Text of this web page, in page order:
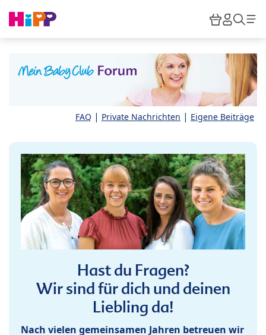
HiPP
FAQ | Private Nachrichten | Eigene Beiträge
Hast du Fragen?
Wir sind für dich und deinen
Liebling da!
Nach vielen gemeinsamen Jahren betreuen wir